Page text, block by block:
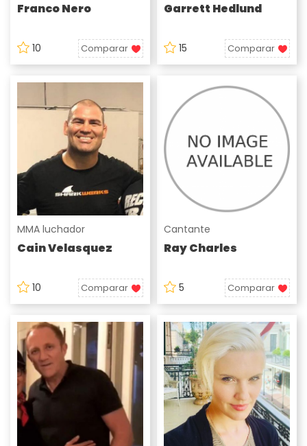
Franco Nero
10 Comparar
Garrett Hedlund
15 Comparar
MMA luchador
Cain Velasquez
10 Comparar
Cantante
Ray Charles
5 Comparar